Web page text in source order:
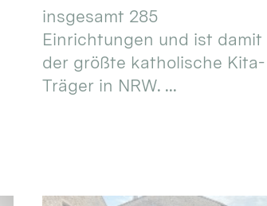
insgesamt 285
Einrichtungen und ist damit
der größte katholische Kita-
Träger in NRW. ...